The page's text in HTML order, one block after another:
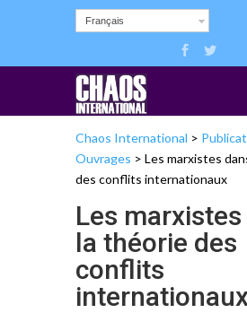
Français
Chaos International >
Ouvrages > Les marxistes
des conflits internationaux
Les
la théorie des
conflits